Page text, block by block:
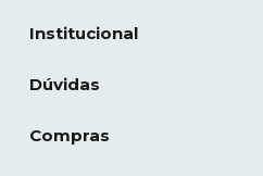
Institucional
Dúvidas
Compras